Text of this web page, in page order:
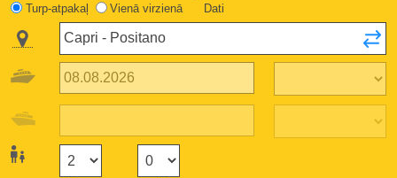
Turp-atpakaļ Vienā virzienā
Dati